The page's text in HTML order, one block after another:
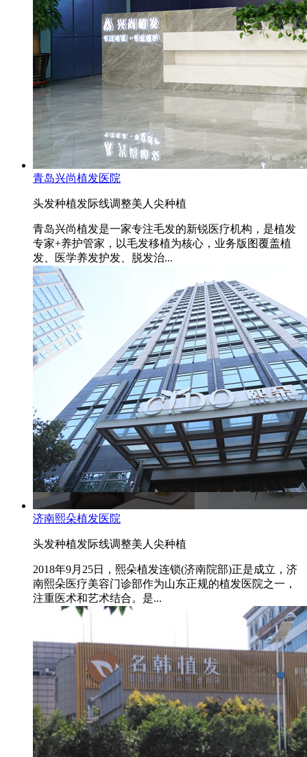
青岛兴尚植发医院
头发种植发际线调整美人尖种植
青岛兴尚植发是一家专注毛发的新锐医疗机构，是植发
专家+养护管家，以毛发移植为核心，业务版图覆盖植
发、医学养发护发、脱发治...
济南熙朵植发医院
头发种植发际线调整美人尖种植
2018年9月25日，熙朵植发连锁(济南院部)正是成立，济
南熙朵医疗美容门诊部作为山东正规的植发医院之一，
注重医术和艺术结合。是...